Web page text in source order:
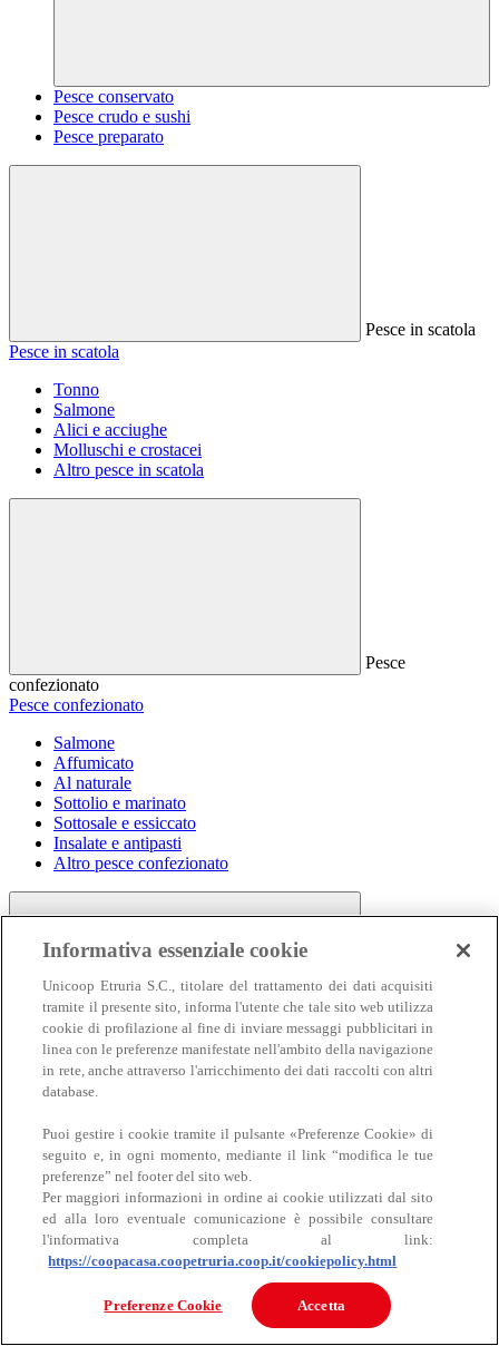
Pesce conservato
Pesce crudo e sushi
Pesce preparato
Pesce in scatola
Pesce in scatola
Tonno
Salmone
Alici e acciughe
Molluschi e crostacei
Altro pesce in scatola
Pesce
confezionato
Pesce confezionato
Salmone
Affumicato
Al naturale
Sottolio e marinato
Sottosale e essiccato
Insalate e antipasti
Altro pesce confezionato
Carne
Carne
Bovino
Informativa essenziale cookie
Unicoop Etruria S.C., titolare del trattamento dei dati acquisiti
tramite il presente sito, informa l'utente che tale sito web utilizza
cookie di profilazione al fine di inviare messaggi pubblicitari in
linea con le preferenze manifestate nell'ambito della navigazione
in rete, anche attraverso l'arricchimento dei dati raccolti con altri
database.
Puoi gestire i cookie tramite il pulsante «Preferenze Cookie» di
seguito e, in ogni momento, mediante il link “modifica le tue
preferenze” nel footer del sito web.
Per maggiori informazioni in ordine ai cookie utilizzati dal sito
ed alla loro eventuale comunicazione è possibile consultare
l'informativa completa al link:
https://coopacasa.coopetruria.coop.it/cookiepolicy.html
Preferenze Cookie Accetta